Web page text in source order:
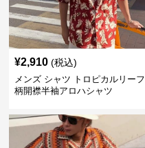
¥2,910 (税込)
メンズ シャツ トロピカルリーフ
柄開襟半袖アロハシャツ